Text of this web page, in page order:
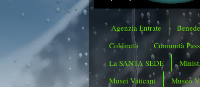
Agenzia Entrate
Coldiretti
Comunità
La SANTA SEDE
Musei Vaticani
Museo